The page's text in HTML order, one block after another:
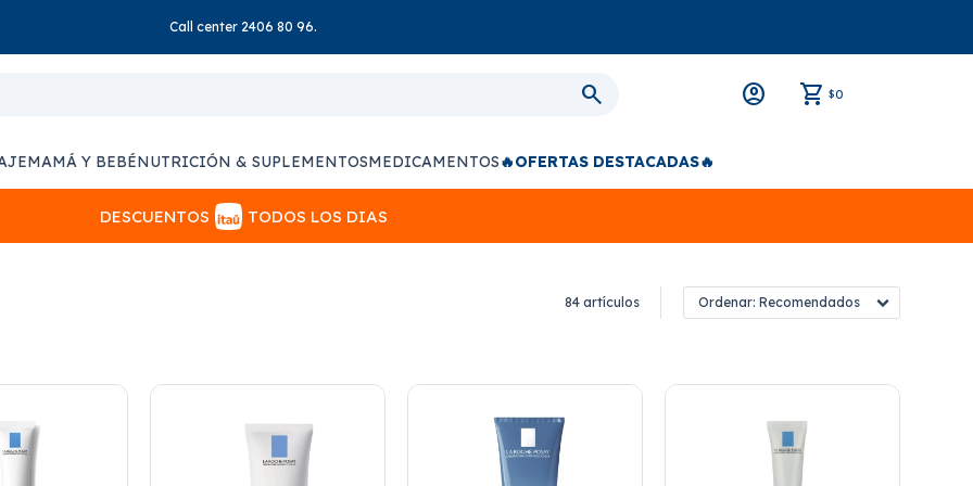
Call center 2406 80 96.
$0
MAMÁ Y BEBÉNUTRICIÓN & SUPLEMENTOSMEDICAMENTOS🔥OFERTAS DESTACADAS🔥
DESCUENTOS TODOS LOS DIAS
84 artículos Recomendados